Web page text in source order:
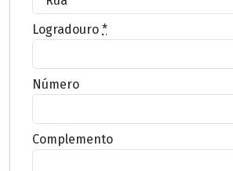
Logradouro *
Número
Complemento